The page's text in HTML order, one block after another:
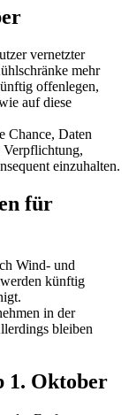
vernetzter
mehr
offenlegen,
auf diese
Chance, Daten
Verpflichtung,
einzuhalten.
für
Wind- und
künftig
in der
bleiben
1. Oktober